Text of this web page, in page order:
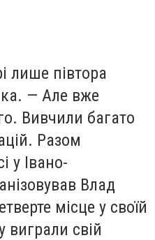
лише півтора
— Але вже
Вивчили багато
Разом
у Івано-
Влад
місце у своїй
виграли свій